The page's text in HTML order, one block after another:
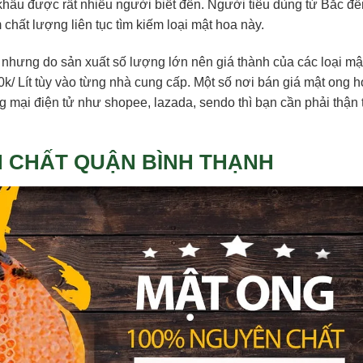
được rất nhiều người biết đến. Người tiêu dùng từ Bắc
lượng liên tục tìm kiếm loại mật hoa này.
do sản xuất số lượng lớn nên giá thành của các loại
Lít tùy vào từng nhà cung cấp. Một số nơi bán giá mật ong
điện tử như shopee, lazada, sendo thì bạn cần phải thận
QUẬN BÌNH THẠNH